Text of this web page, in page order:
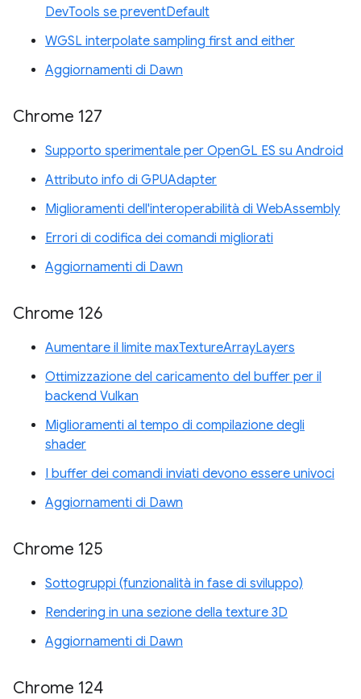
DevTools se preventDefault
WGSL interpolate sampling first and either
Aggiornamenti di Dawn
Chrome 127
Supporto sperimentale per OpenGL ES su Android
Attributo info di GPUAdapter
Miglioramenti dell'interoperabilità di WebAssembly
Errori di codifica dei comandi migliorati
Aggiornamenti di Dawn
Chrome 126
Aumentare il limite maxTextureArrayLayers
Ottimizzazione del caricamento del buffer per il
backend Vulkan
Miglioramenti al tempo di compilazione degli
shader
I buffer dei comandi inviati devono essere univoci
Aggiornamenti di Dawn
Chrome 125
Sottogruppi (funzionalità in fase di sviluppo)
Rendering in una sezione della texture 3D
Aggiornamenti di Dawn
Chrome 124